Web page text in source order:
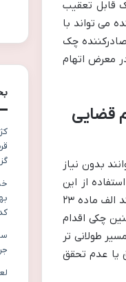
قابل تعقیب
می تواند با
چک
معرض اتهام
مستقیم قضایی
توانند بدون نیاز
از این
مزیت قانونی، شرایطی دارد که یکی از مهم ترین آن ها این است که چک نباید مشروط باشد. بر اساس بند الف ماده ۲۳
چکی اقدام
طولانی تر
یا عدم تحقق